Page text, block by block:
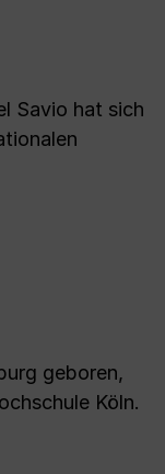
Savio hat sich
geboren,
Köln.